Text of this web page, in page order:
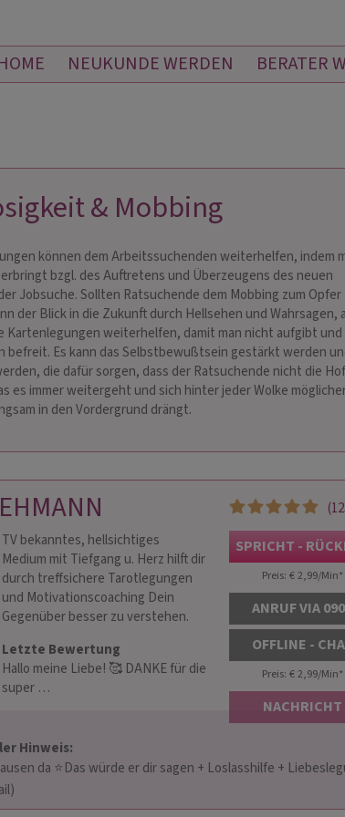
NEUKUNDE WERDEN BERATER
Du hattest
ich das
PIN: 109
Du bist von Anfang an meine Nummer
eins. Vor allem hast du immer eine sehr
liebe Art. Man spürt wie ausgeglichen du
bist und so berätst du auch.
Martin
alles
lieben
keine
zur
MATIDA
PIN: 275
Klare Antworten, ehrliche Impulse und
ein offenes Ohr. Mit 38 Jahren Erfahrung
und Feingefühl begleite ich dich auf
oder
ich
& Mobbing
können dem Arbeitssuchenden weiterhelfen, indem
bzgl. des Auftretens und Überzeugens des neuen
Jobsuche. Sollten Ratsuchende dem Mobbing zum Opfer
der Blick in die Zukunft durch Hellsehen und Wahrsagen,
Kartenlegungen weiterhelfen, damit man nicht aufgibt und
befreit. Es kann das Selbstbewußtsein gestärkt werden
die dafür sorgen, dass der Ratsuchende nicht die
es immer weitergeht und sich hinter jeder Wolke
in den Vordergrund drängt.
TV bekanntes, hellsichtiges
Medium mit Tiefgang u. Herz hilft dir
durch treffsichere Tarotlegungen
und Motivationscoaching Dein
Gegenüber besser zu verstehen.
Letzte Bewertung
Hallo meine Liebe! 🥰 DANKE für die
super …
SPRICHT -
Preis: € 2,99/Min*
ANRUF VIA
OFFLINE -
Preis: € 2,99/Min*
NACHRICHT
Hinweis:
(Email)